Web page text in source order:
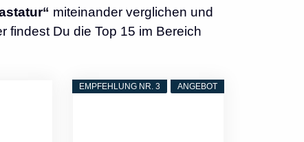
miteinander verglichen und
findest Du die Top 15 im Bereich
ANGEBOT
EMPFEHLUNG NR. 3